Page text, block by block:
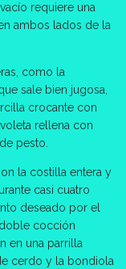
requiere una
ambos lados de la
como la
sale bien jugosa,
crocante con
rellena con
pesto.
la costilla entera y
casi cuatro
deseado por el
cocción
en una parrilla
cerdo y la bondiola